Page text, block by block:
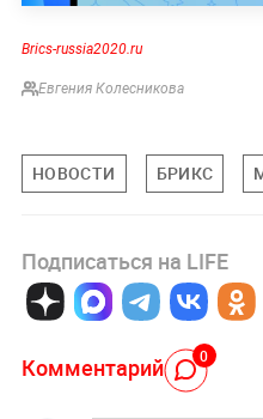
Brics-russia2020.ru
Евгения Колесникова
НОВОСТИ БРИКС
Подписаться на LIFE
Комментарий 0